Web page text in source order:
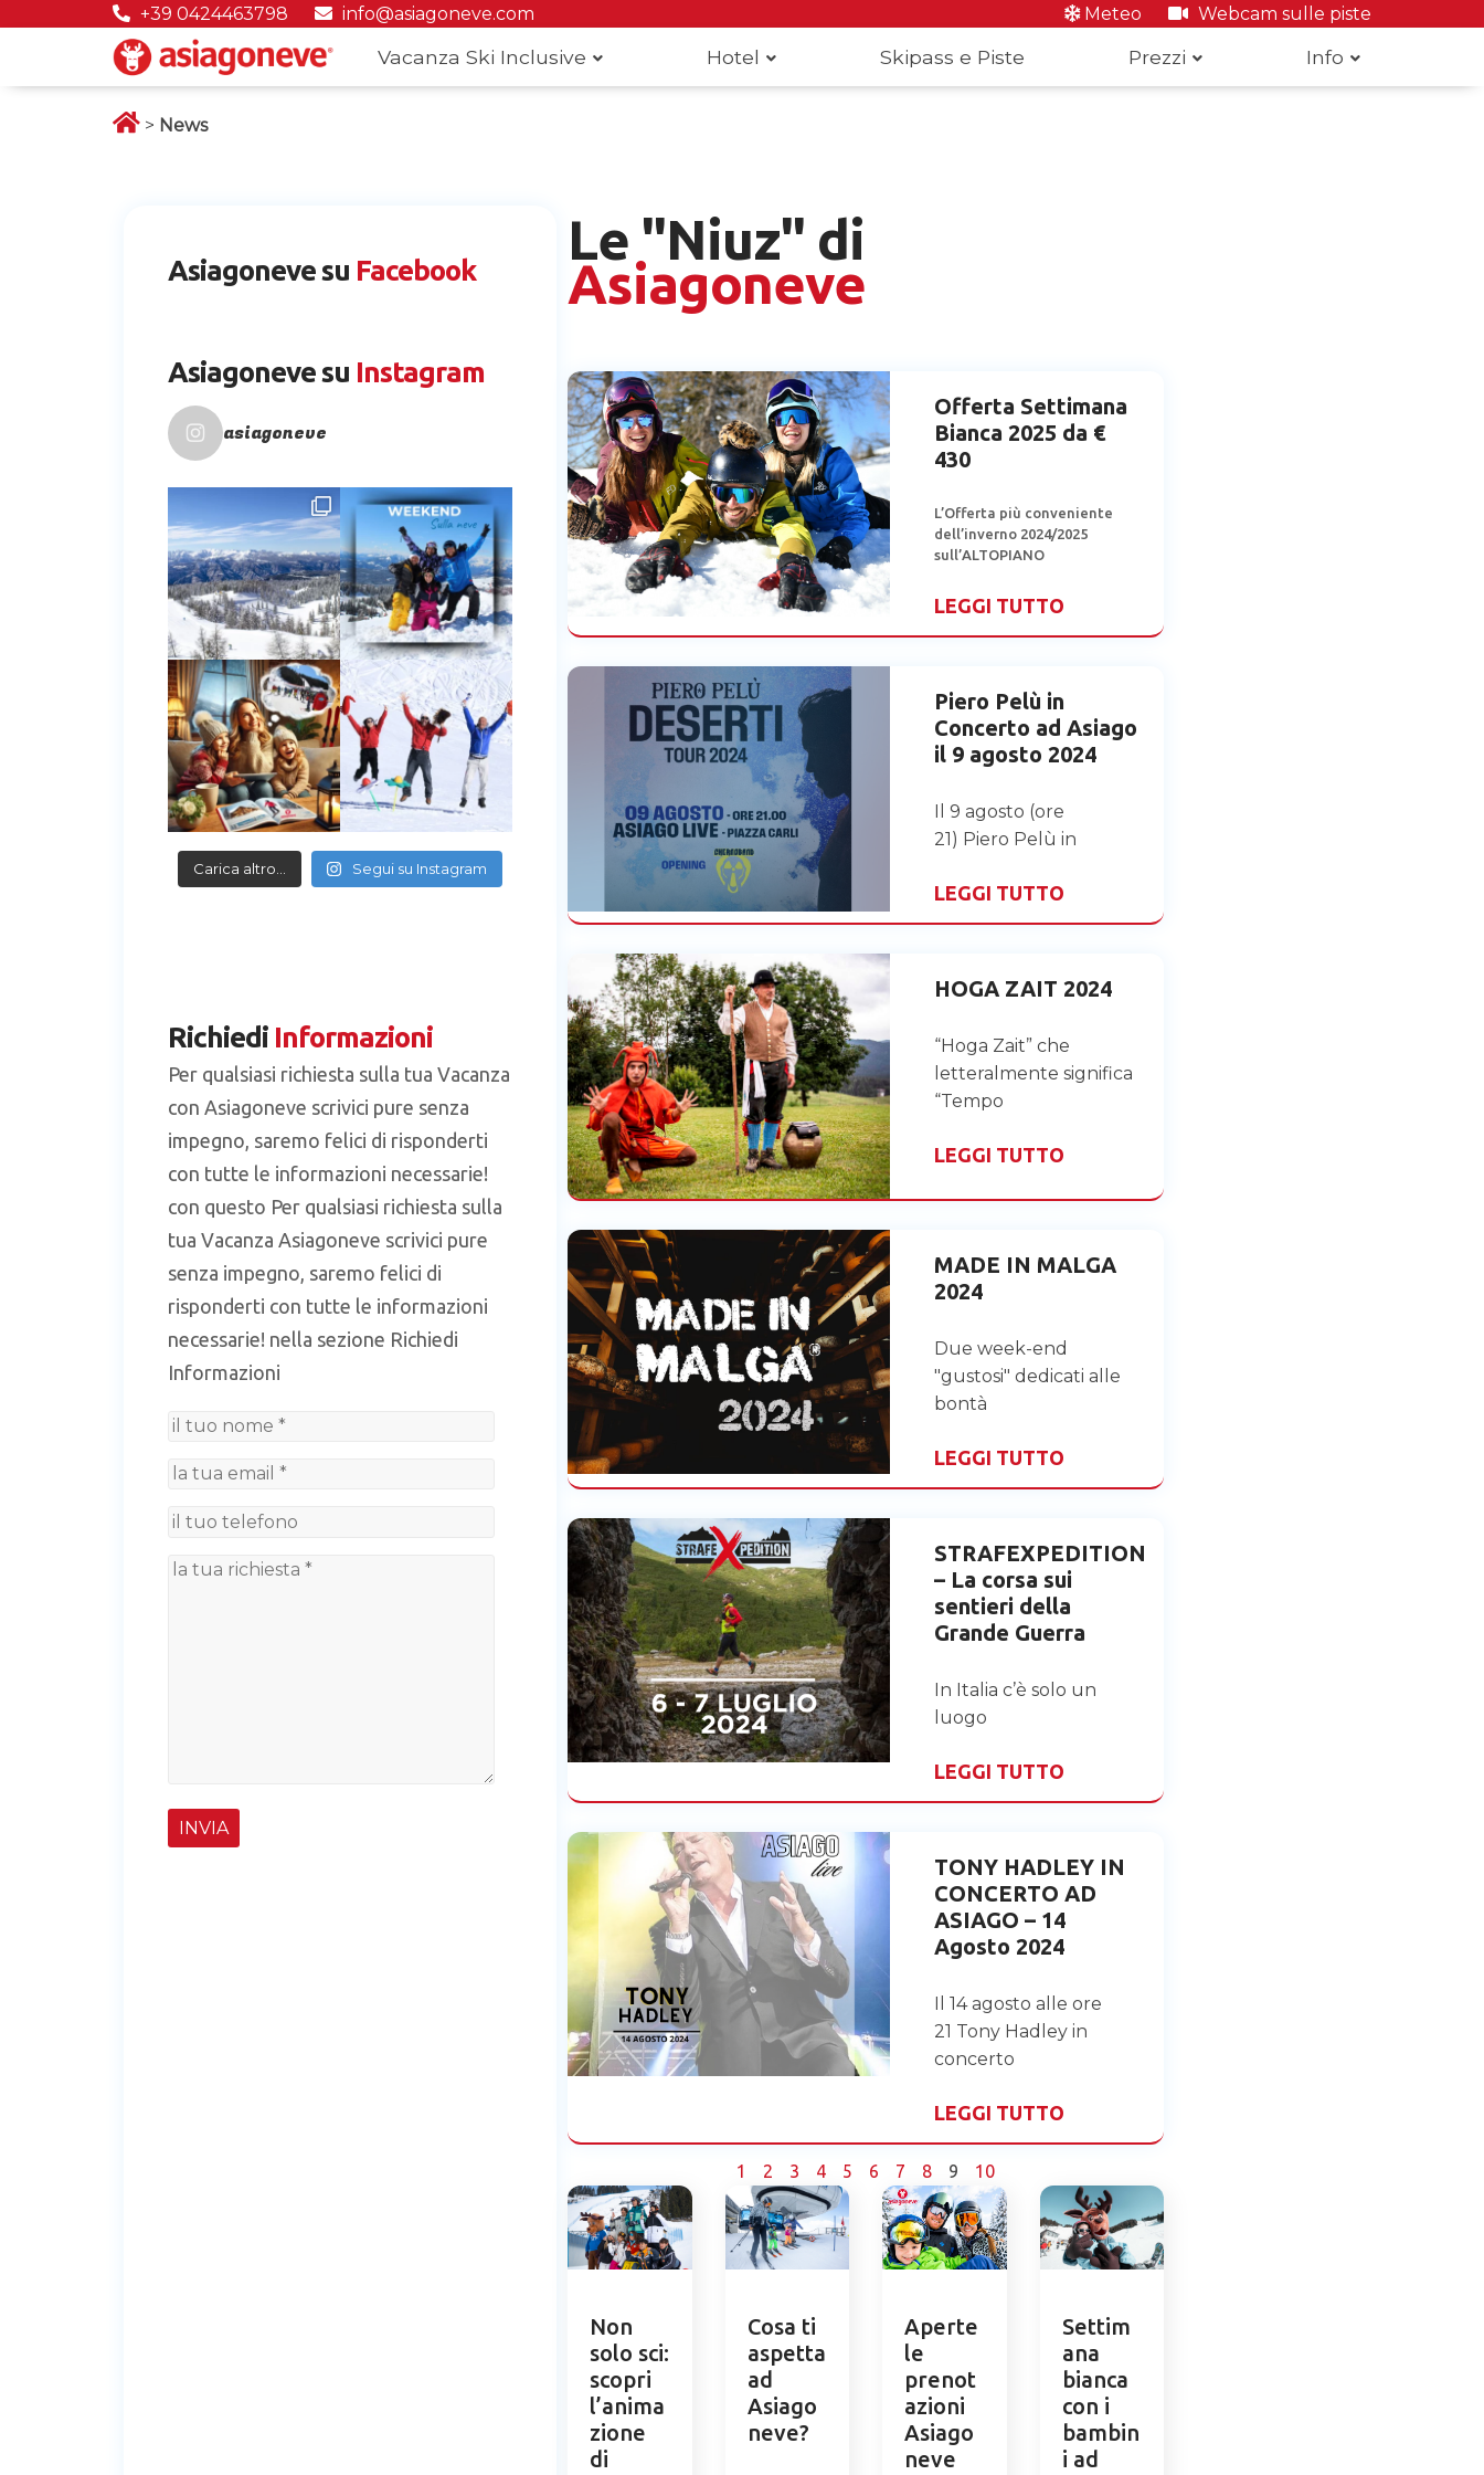
+39 0424463798 info@asiagoneve.com Meteo Webcam sulle piste
Vacanza Ski Inclusive Hotel Skipass e Piste Prezzi Info
> News
Asiagoneve su Facebook
Asiagoneve su Instagram
asiagoneve
Carica altro… Segui su Instagram
Richiedi Informazioni
Per qualsiasi richiesta sulla tua Vacanza
con Asiagoneve scrivici pure senza
impegno, saremo felici di risponderti
con tutte le informazioni necessarie!
con questo Per qualsiasi richiesta sulla
tua Vacanza Asiagoneve scrivici pure
senza impegno, saremo felici di
risponderti con tutte le informazioni
necessarie! nella sezione Richiedi
Informazioni
Le "Niuz" di
Asiagoneve
Offerta Settimana
Bianca 2025 da €
430
L’Offerta più conveniente
dell’inverno 2024/2025
sull’ALTOPIANO
LEGGI TUTTO
Piero Pelù in
Concerto ad Asiago
il 9 agosto 2024
Il 9 agosto (ore
21) Piero Pelù in
LEGGI TUTTO
HOGA ZAIT 2024
“Hoga Zait” che
letteralmente significa
“Tempo
LEGGI TUTTO
MADE IN MALGA
2024
Due week-end
"gustosi" dedicati alle
bontà
LEGGI TUTTO
STRAFEXPEDITION
– La corsa sui
sentieri della
Grande Guerra
In Italia c’è solo un
luogo
LEGGI TUTTO
TONY HADLEY IN
CONCERTO AD
ASIAGO – 14
Agosto 2024
Il 14 agosto alle ore
21 Tony Hadley in
concerto
LEGGI TUTTO
1 2 3 4 5 6 7 8 9 10
Non
solo sci:
scopri
l’anima
zione
di
Cosa ti
aspetta
ad
Asiago
neve?
Aperte
le
prenot
azioni
Asiago
neve
Settim
ana
bianca
con i
bambin
i ad